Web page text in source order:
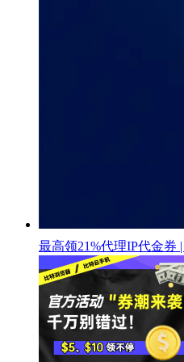
最高领21%代理IP代金券